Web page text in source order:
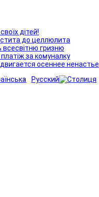
дітей!
до целлюлита
всесвітню гризню
за комуналку
осеннее ненастье
Русский